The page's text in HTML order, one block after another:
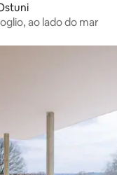
ao lado do mar